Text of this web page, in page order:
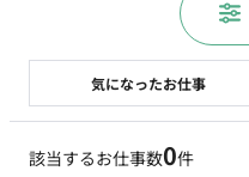
該当するお仕事数0件
気になったお仕事